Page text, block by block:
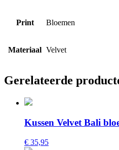
Print Bloemen
Materiaal Velvet
Gerelateerde
Kussen Velvet Bali
€ 35,95